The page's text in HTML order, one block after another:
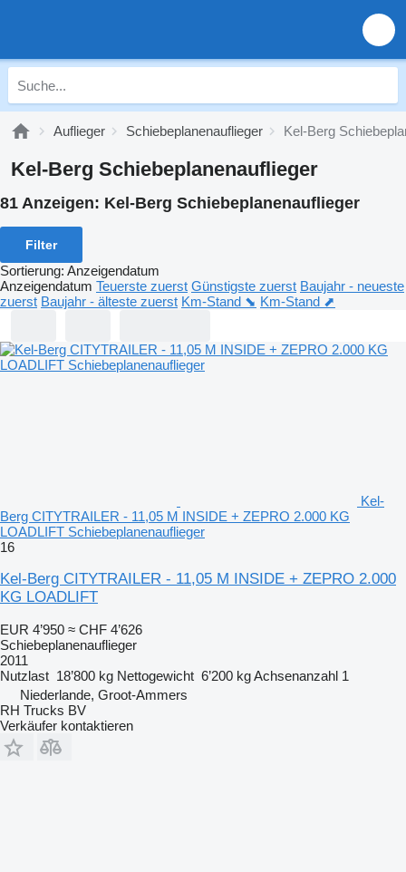
Auflieger Schiebeplanenauflieger Kel-Berg
Kel-Berg Schiebeplanenauflieger
81 Anzeigen: Kel-Berg Schiebeplanenauflieger
Filter
Sortierung: Anzeigendatum
Anzeigendatum Teuerste zuerst Günstigste zuerst Baujahr - neueste
zuerst Baujahr - älteste zuerst Km-Stand ⬊ Km-Stand ⬈
Kel-
Berg CITYTRAILER - 11,05 M INSIDE + ZEPRO 2.000 KG
LOADLIFT Schiebeplanenauflieger
16
Kel-Berg CITYTRAILER - 11,05 M INSIDE + ZEPRO 2.000
KG LOADLIFT
EUR 4’950 ≈ CHF 4’626
Schiebeplanenauflieger
2011
Nutzlast 18’800 kg Nettogewicht 6’200 kgAchsenanzahl 1
Niederlande, Groot-Ammers
RH Trucks BV
Verkäufer kontaktieren